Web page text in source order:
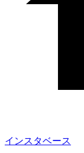
インスタベース